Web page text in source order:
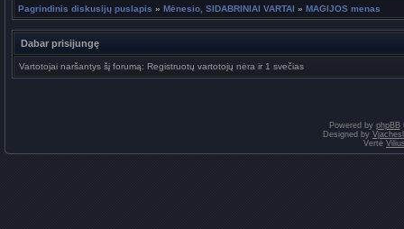
Pagrindinis diskusijų puslapis » Mėnesio, SIDABRINIAI VARTAI » MAGIJOS menas
Dabar prisijungę
Vartotojai naršantys šį forumą: Registruotų vartotojų nėra ir 1 svečias
Powered by phpBB
Designed by
Vertė